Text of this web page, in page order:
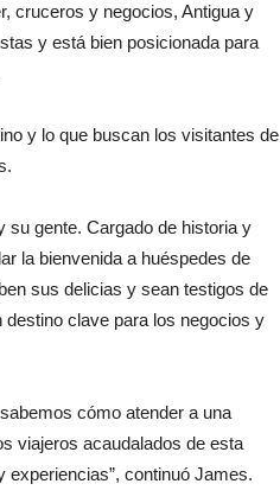
cruceros y negocios, Antigua y
y está bien posicionada para
y lo que buscan los visitantes de
su gente. Cargado de historia y
la bienvenida a huéspedes de
sus delicias y sean testigos de
clave para los negocios y
cómo atender a una
viajeros acaudalados de esta
continuó James.